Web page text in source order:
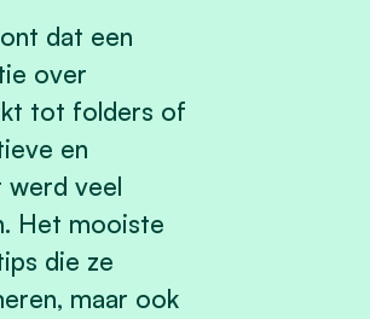
dat een
over
tot folders of
en
werd veel
Het mooiste
die ze
maar ook